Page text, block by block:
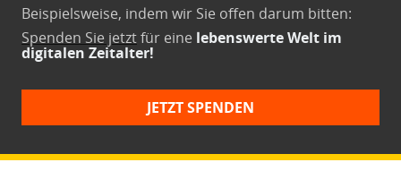
Beispielsweise, indem wir Sie offen darum bitten:
Spenden Sie jetztfür eine lebenswerte Welt im
digitalen Zeitalter!
JETZT SPENDEN